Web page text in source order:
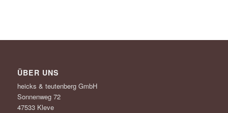
ÜBER UNS
heicks & teutenberg GmbH
Sonnenweg 72
47533 Kleve